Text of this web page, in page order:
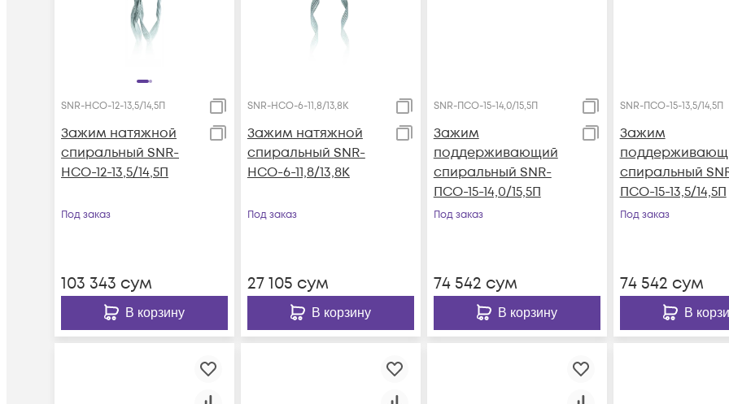
SNR-НСО-12-13,5/14,5П
Зажим натяжной
спиральный SNR-
НСО-12-13,5/14,5П
Под заказ
103 343 сум
В корзину
SNR-НСО-6-11,8/13,8К
Зажим натяжной
спиральный SNR-
НСО-6-11,8/13,8К
Под заказ
27 105 сум
В корзину
SNR-ПСО-15-14,0/15,5П
Зажим
поддерживающий
спиральный SNR-
ПСО-15-14,0/15,5П
Под заказ
74 542 сум
В корзину
SNR-ПСО-15-13,5/14,5П
Зажим
спиральный
ПСО-15-13,5/14,5П
Под заказ
74 542 сум
В